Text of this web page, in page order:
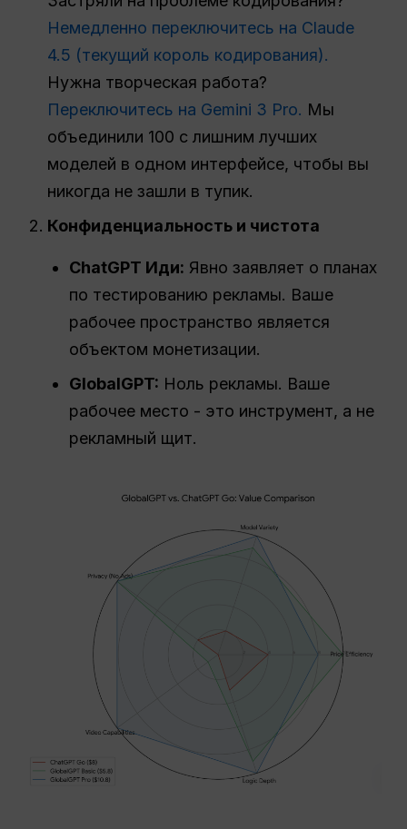
Немедленно переключитесь на Claude
4.5 (текущий король кодирования).
Нужна творческая работа?
Переключитесь на Gemini 3 Pro. Мы
объединили 100 с лишним лучших
моделей в одном интерфейсе, чтобы вы
никогда не зашли в тупик.
Конфиденциальность и чистота
ChatGPT Иди: Явно заявляет о планах
по тестированию рекламы. Ваше
рабочее пространство является
объектом монетизации.
GlobalGPT: Ноль рекламы. Ваше
рабочее место - это инструмент, а не
рекламный щит.